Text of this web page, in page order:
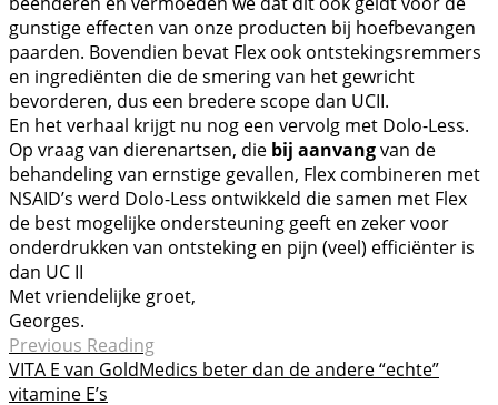
gunstige effecten van onze producten bij hoefbevangen
paarden. Bovendien bevat Flex ook ontstekingsremmers
en ingrediënten die de smering van het gewricht
bevorderen, dus een bredere scope dan UCII.
En het verhaal krijgt nu nog een vervolg met Dolo-Less.
Op vraag van dierenartsen, die bij aanvangvan de
behandeling van ernstige gevallen, Flex combineren met
NSAID’s werd Dolo-Less ontwikkeld die samen met Flex
de best mogelijke ondersteuning geeft en zeker voor
onderdrukken van ontsteking en pijn (veel) efficiënter is
dan UC II
Met vriendelijke groet,
Georges.
Previous Reading
VITA E van GoldMedics beter dan de andere “echte”
vitamine E’s